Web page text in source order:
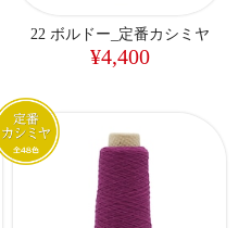
22 ボルドー_定番カシミヤ
¥4,400